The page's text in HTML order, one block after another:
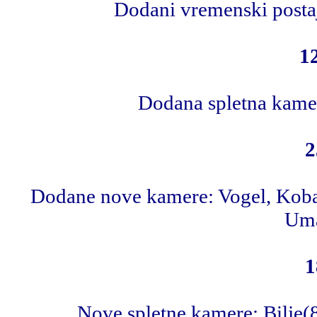
Dodani vremenski
Dodana spletna
Dodane nove kamere: Vogel,